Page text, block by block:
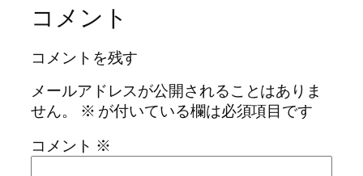
コメント
コメントを残す
メールアドレスが公開されることはありま
せん。
※ が付いている欄は必須項目です
コメント ※